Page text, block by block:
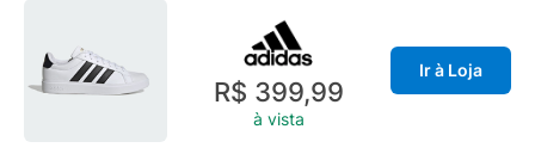
R$ 399,99
à vista
Ir à Loja